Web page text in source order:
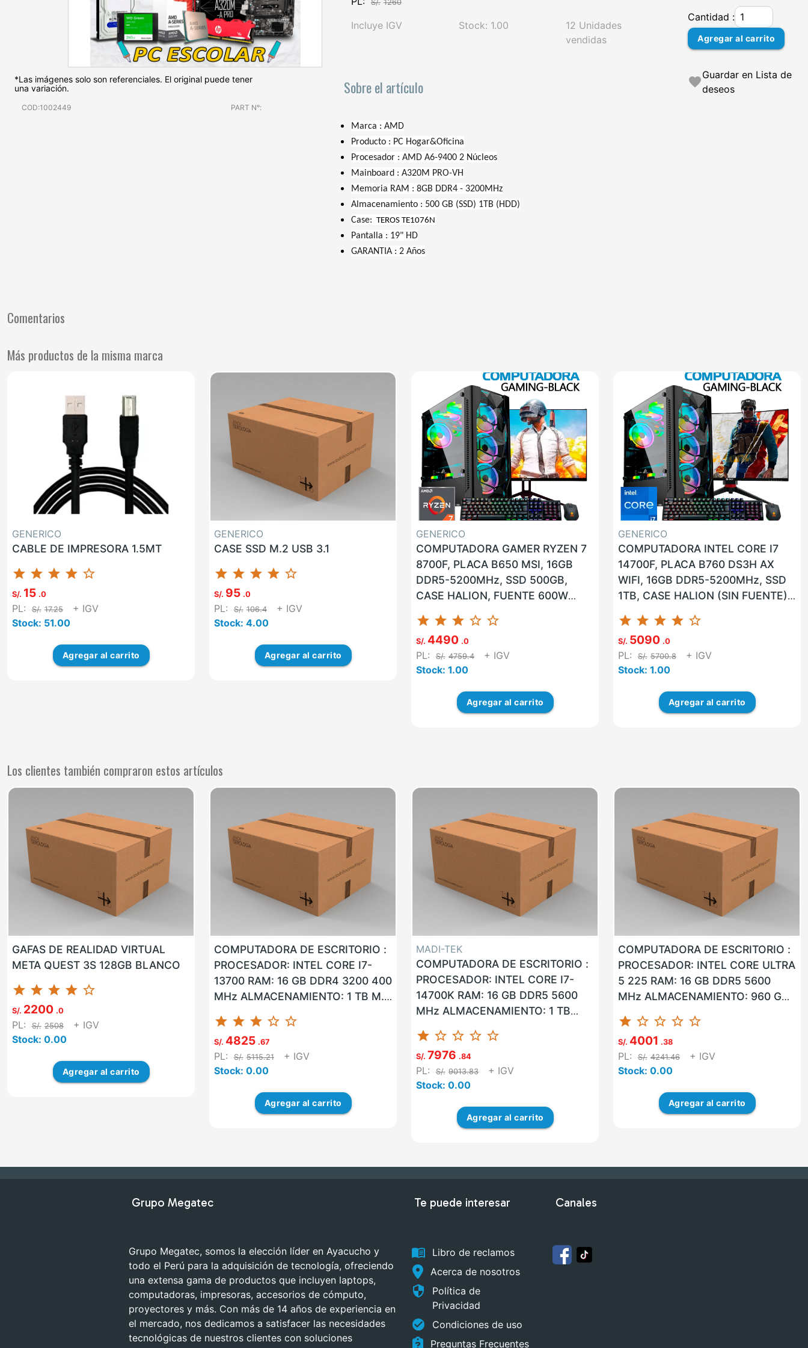
*Las imágenes solo son referenciales. El original puede tener
una variación.
COD:1002449 PART N°:
S/. 1260
Incluye IGV Stock: 1.00
12 Unidades
vendidas
Sobre el artículo
Marca : AMD
Producto : PC Hogar&Oficina
Procesador : AMD A6-9400 2 Núcleos
Mainboard : A320M PRO-VH
Memoria RAM : 8GB DDR4 - 3200MHz
Almacenamiento : 500 GB (SSD) 1TB (HDD)
Case: TEROS TE1076N
Pantalla : 19" HD
GARANTIA : 2 Años
Cantidad :
Agregar al carrito
favoriteGuardar en Lista de
deseos
Comentarios
Más productos de la misma marca
GENERICO
CABLE DE IMPRESORA 1.5MT
star star star star star_border
S/. 15 .0
PL: S/. 17.25
+ IGV
Stock: 51.00
Agregar al carrito
GENERICO
CASE SSD M.2 USB 3.1
star star star star star_border
S/. 95 .0
PL: S/. 106.4
+ IGV
Stock: 4.00
Agregar al carrito
GENERICO
COMPUTADORA GAMER RYZEN 7
8700F, PLACA B650 MSI, 16GB
DDR5-5200MHz, SSD 500GB,
CASE HALION, FUENTE 600W
GEFORCE RTX 4060 8GB...
star star star star_border star_border
S/. 4490 .0
PL: S/. 4759.4
+ IGV
Stock: 1.00
Agregar al carrito
GENERICO
COMPUTADORA INTEL CORE I7
14700F, PLACA B760 DS3H AX
WIFI, 16GB DDR5-5200MHz, SSD
1TB, CASE HALION (SIN FUENTE),
GPU NVIDIA...
star star star star star_border
S/. 5090 .0
PL: S/. 5700.8
+ IGV
Stock: 1.00
Agregar al carrito
Los clientes también compraron estos artículos
GAFAS DE REALIDAD VIRTUAL
META QUEST 3S 128GB BLANCO
star star star star star_border
S/. 2200 .0
PL: S/. 2508
+ IGV
Stock: 0.00
Agregar al carrito
COMPUTADORA DE ESCRITORIO :
PROCESADOR: INTEL CORE I7-
13700 RAM: 16 GB DDR4 3200 400
MHz ALMACENAMIENTO: 1 TB M.2
SI VG...
star star star star_border star_border
S/. 4825 .67
PL: S/. 5115.21
+ IGV
Stock: 0.00
Agregar al carrito
MADI-TEK
COMPUTADORA DE ESCRITORIO :
PROCESADOR: INTEL CORE I7-
14700K RAM: 16 GB DDR5 5600
MHz ALMACENAMIENTO: 1 TB
VGA: NO HDMI: ...
star star_border star_border star_border star_border
S/. 7976 .84
PL: S/. 9013.83
+ IGV
Stock: 0.00
Agregar al carrito
COMPUTADORA DE ESCRITORIO :
PROCESADOR: INTEL CORE ULTRA
5 225 RAM: 16 GB DDR5 5600
MHz ALMACENAMIENTO: 960 GB
VGA: NO HD...
star star_border star_border star_border star_border
S/. 4001 .38
PL: S/. 4241.46
+ IGV
Stock: 0.00
Agregar al carrito
Grupo Megatec
Grupo Megatec, somos la elección líder en Ayacucho y
todo el Perú para la adquisición de tecnología, ofreciendo
una extensa gama de productos que incluyen laptops,
computadoras, impresoras, accesorios de cómputo,
proyectores y más. Con más de 14 años de experiencia en
el mercado, nos dedicamos a satisfacer las necesidades
tecnológicas de nuestros clientes con soluciones
Te puede interesar
menu_book
Libro de reclamos
Acerca de nosotros
security
Política de
Privacidad
check_circle
Condiciones de uso
Preguntas Frecuentes
Canales